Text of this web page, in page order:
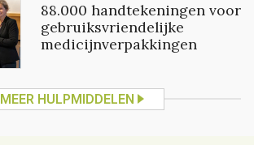
88.000 handtekeningen voor
gebruiksvriendelijke
medicijnverpakkingen
MEER HULPMIDDELEN